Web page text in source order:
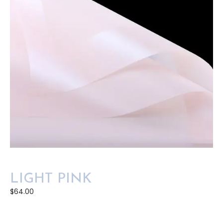
LIGHT PINK
$64.00